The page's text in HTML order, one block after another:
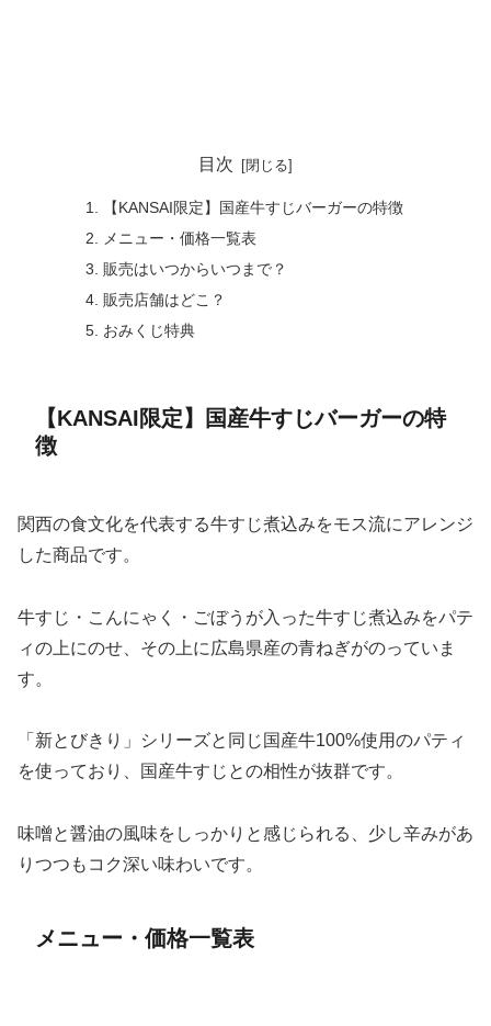
目次
【KANSAI限定】国産牛すじバーガーの特徴
メニュー・価格一覧表
販売はいつからいつまで？
販売店舗はどこ？
おみくじ特典
【KANSAI限定】国産牛すじバーガーの特
徴
関西の食文化を代表する牛すじ煮込みをモス流にアレンジ
した商品です。
牛すじ・こんにゃく・ごぼうが入った牛すじ煮込みをパテ
ィの上にのせ、その上に広島県産の青ねぎがのっていま
す。
「新とびきり」シリーズと同じ国産牛100%使用のパティ
を使っており、国産牛すじとの相性が抜群です。
味噌と醤油の風味をしっかりと感じられる、少し辛みがあ
りつつもコク深い味わいです。
メニュー・価格一覧表